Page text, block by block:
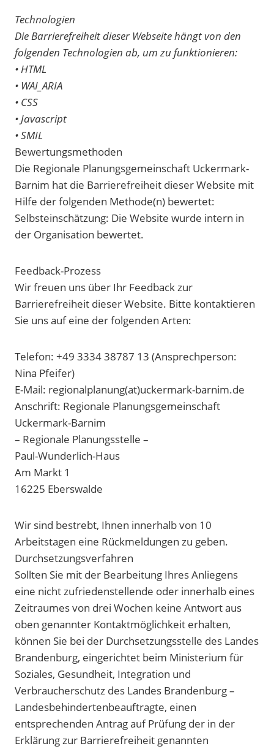
Technologien
Die Barrierefreiheit dieser Webseite hängt von den
folgenden Technologien ab, um zu funktionieren:
• HTML
• WAI_ARIA
• CSS
• Javascript
• SMIL
Bewertungsmethoden
Die Regionale Planungsgemeinschaft Uckermark-
Barnim hat die Barrierefreiheit dieser Website mit
Hilfe der folgenden Methode(n) bewertet:
Selbsteinschätzung: Die Website wurde intern in
der Organisation bewertet.
Feedback-Prozess
Wir freuen uns über Ihr Feedback zur
Barrierefreiheit dieser Website. Bitte kontaktieren
Sie uns auf eine der folgenden Arten:
Telefon: +49 3334 38787 13 (Ansprechperson:
Nina Pfeifer)
E-Mail: regionalplanung(at)uckermark-barnim.de
Anschrift: Regionale Planungsgemeinschaft
Uckermark-Barnim
– Regionale Planungsstelle –
Paul-Wunderlich-Haus
Am Markt 1
16225 Eberswalde
Wir sind bestrebt, Ihnen innerhalb von 10
Arbeitstagen eine Rückmeldungen zu geben.
Durchsetzungsverfahren
Sollten Sie mit der Bearbeitung Ihres Anliegens
eine nicht zufriedenstellende oder innerhalb eines
Zeitraumes von drei Wochen keine Antwort aus
oben genannter Kontaktmöglichkeit erhalten,
können Sie bei der Durchsetzungsstelle des Landes
Brandenburg, eingerichtet beim Ministerium für
Soziales, Gesundheit, Integration und
Verbraucherschutz des Landes Brandenburg –
Landesbehindertenbeauftragte, einen
entsprechenden Antrag auf Prüfung der in der
Erklärung zur Barrierefreiheit genannten